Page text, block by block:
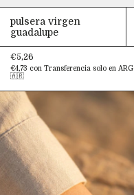
pulsera virgen
guadalupe
€5,26
€4,73 con Transferencia solo en ARG
🇦🇷